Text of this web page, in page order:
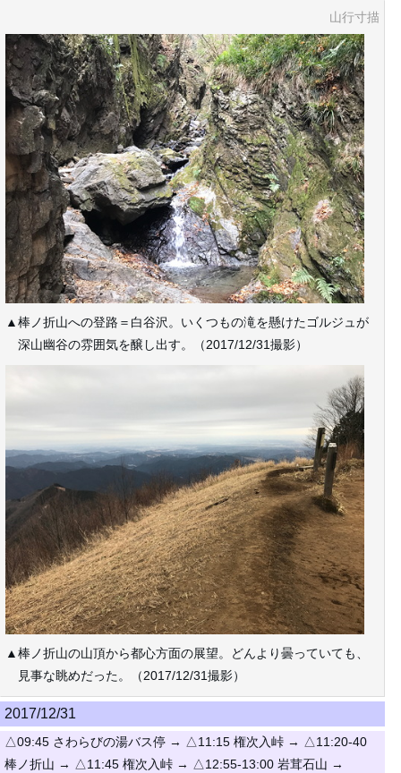
山行寸描
▲棒ノ折山への登路＝白谷沢。いくつもの滝を懸けたゴルジュが
深山幽谷の雰囲気を醸し出す。（2017/12/31撮影）
▲棒ノ折山の山頂から都心方面の展望。どんより曇っていても、
見事な眺めだった。（2017/12/31撮影）
2017/12/31
△09:45 さわらびの湯バス停 → △11:15 権次入峠 → △11:20-40
棒ノ折山 → △11:45 権次入峠 → △12:55-13:00 岩茸石山 →